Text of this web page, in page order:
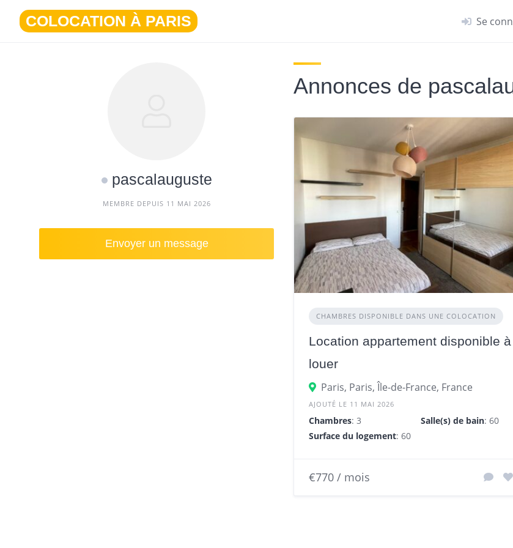
contenu
COLOCATION À PARIS Se
pascalauguste
MEMBRE DEPUIS 11 MAI 2026
Envoyer un message
Annonces de
CHAMBRES DISPONIBLE DANS UNE COLOCATION
Location appartement disponible à
louer
Paris, Paris, Île-de-France, France
AJOUTÉ LE 11 MAI 2026
Chambres: 3 Salle(s) de bain: 60
Surface du logement: 60 m²
€770 / mois